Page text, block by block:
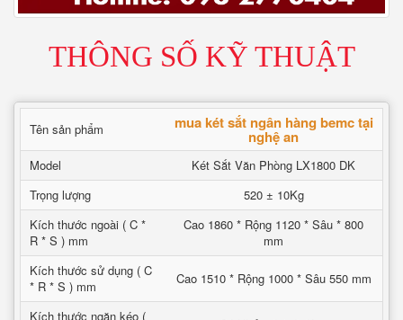
THÔNG SỐ KỸ THUẬT
Tên sản phẩm mua két sắt ngân hàng bemc tại
nghệ an
Model
Két Sắt Văn Phòng LX1800 DK
Trọng lượng
520 ± 10Kg
Kích thước ngoài ( C *
R * S ) mm
Cao 1860 * Rộng 1120 * Sâu * 800
mm
Kích thước sử dụng ( C
* R * S ) mm
Cao 1510 * Rộng 1000 * Sâu 550 mm
Kích thước ngăn kéo (